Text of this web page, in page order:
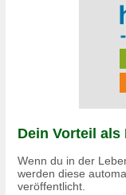
Dein Vorteil
Wenn du in der
werden diese
veröffentlicht.